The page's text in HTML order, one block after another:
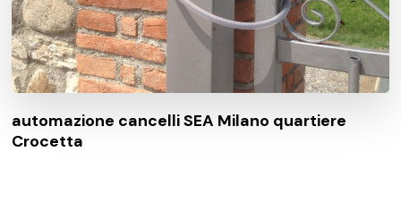
automazione cancelli SEA Milano quartiere
Crocetta